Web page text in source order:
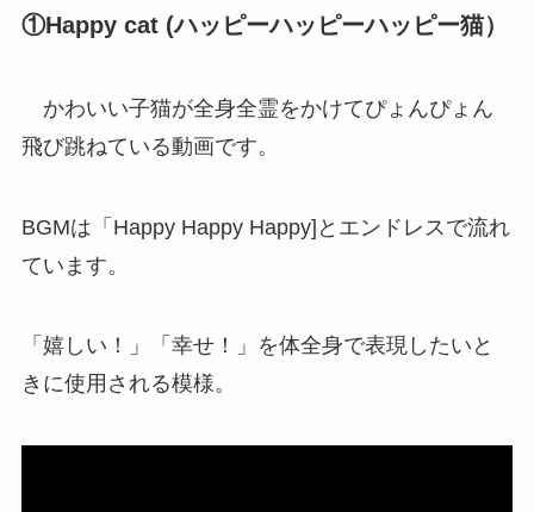
①Happy cat (ハッピーハッピーハッピー猫）
かわいい子猫が全身全霊をかけてぴょんぴょん
飛び跳ねている動画です。
BGMは「Happy Happy Happy]とエンドレスで流れ
ています。
「嬉しい！」「幸せ！」を体全身で表現したいと
きに使用される模様。